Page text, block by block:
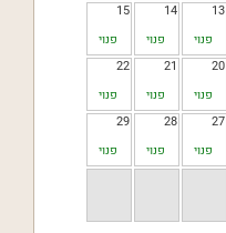
13
פנוי
14
פנוי
15
פנוי
20
פנוי
21
פנוי
22
פנוי
27
פנוי
28
פנוי
29
פנוי